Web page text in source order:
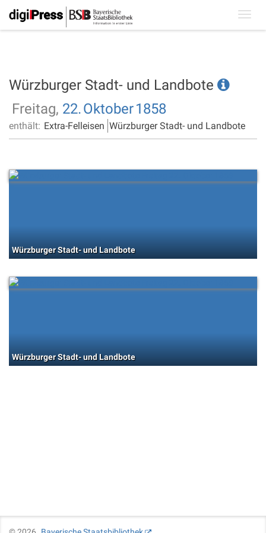
Würzburger Stadt- und Landbote
Freitag, 22.Oktober1858
enthält: Extra-Felleisen Würzburger Stadt- und Landbote
Würzburger Stadt- und Landbote
Würzburger Stadt- und Landbote